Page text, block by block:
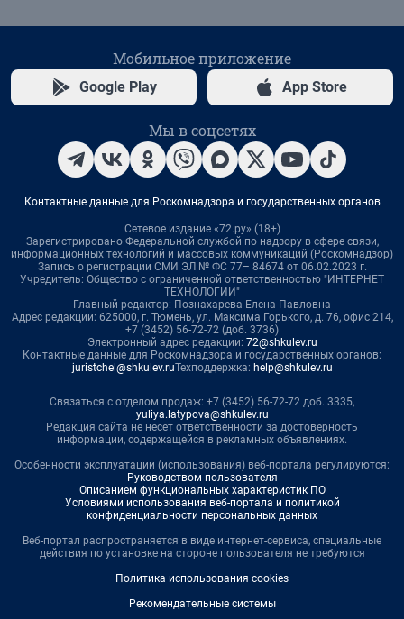
Мобильное приложение
Google Play App Store
Мы в соцсетях
Контактные данные для Роскомнадзора и государственных органов
Сетевое издание «72.ру» (18+)
Зарегистрировано Федеральной службой по надзору в сфере связи,
информационных технологий и массовых коммуникаций (Роскомнадзор)
Запись о регистрации СМИ ЭЛ № ФС 77– 84674 от 06.02.2023 г.
Учредитель: Общество с ограниченной ответственностью "ИНТЕРНЕТ
ТЕХНОЛОГИИ"
Главный редактор: Познахарева Елена Павловна
Адрес редакции: 625000, г. Тюмень, ул. Максима Горького, д. 76, офис 214,
+7 (3452) 56-72-72 (доб. 3736)
Электронный адрес редакции: 72@shkulev.ru
Контактные данные для Роскомнадзора и государственных органов:
juristchel@shkulev.ruТехподдержка: help@shkulev.ru
Связаться с отделом продаж: +7 (3452) 56-72-72 доб. 3335,
yuliya.latypova@shkulev.ru
Редакция сайта не несет ответственности за достоверность
информации, содержащейся в рекламных объявлениях.
Особенности эксплуатации (использования) веб-портала регулируются:
Руководством пользователя
Описанием функциональных характеристик ПО
Условиями использования веб-портала и политикой
конфиденциальности персональных данных
Веб-портал распространяется в виде интернет-сервиса, специальные
действия по установке на стороне пользователя не требуются
Политика использования cookies
Рекомендательные системы